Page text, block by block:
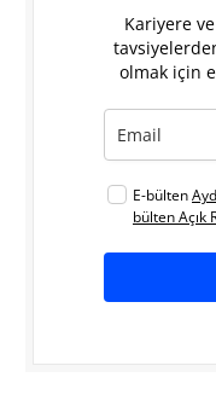
Kariyere
olmak için
E-bülten
bülten Açık